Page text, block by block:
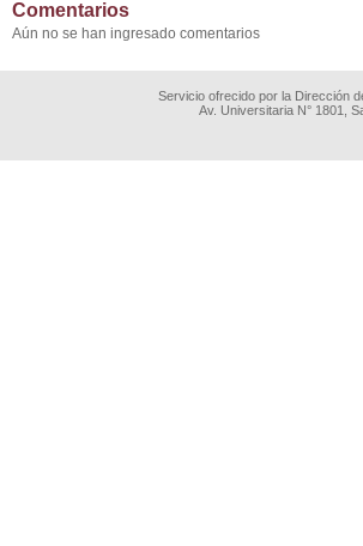
Comentarios
Aún no se han ingresado comentarios
Servicio ofrecido por la Dirección
Av. Universitaria N° 1801,